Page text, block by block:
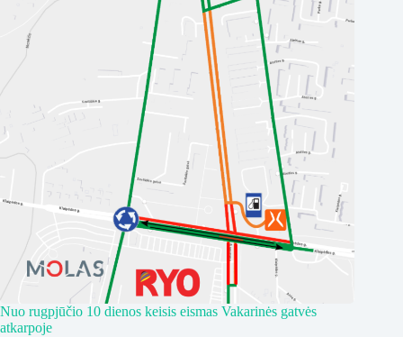
Nuo rugpjūčio 10 dienos keisis eismas Vakarinės gatvės
atkarpoje